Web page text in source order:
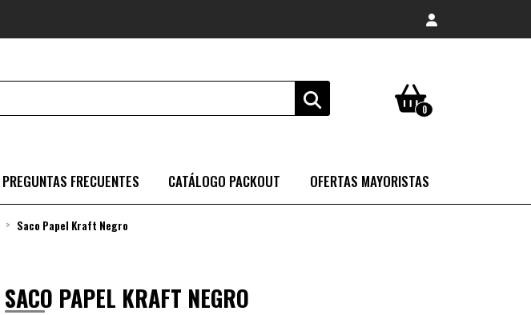
0
PREGUNTAS FRECUENTES CATÁLOGO PACKOUT OFERTAS MAYORISTAS
Saco Papel Kraft Negro
SACO PAPEL KRAFT NEGRO